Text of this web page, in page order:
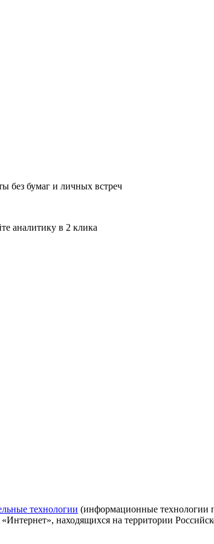
без бумаг и личных встреч
аналитику в 2 клика
технологии (информационные технологии
находящихся на территории